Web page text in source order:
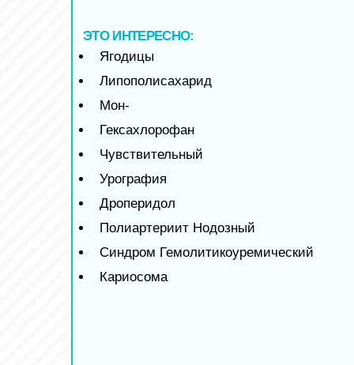
ЭТО ИНТЕРЕСНО:
Ягодицы
Липополисахарид
Мон-
Гексахлорофан
Чувствительный
Урография
Дроперидол
Полиартериит Нодозный
Синдром Гемолитикоуремический
Кариосома